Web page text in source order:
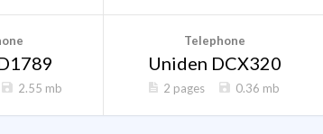
2.55 mb
Telephone
Uniden DCX320
2 pages 0.36 mb